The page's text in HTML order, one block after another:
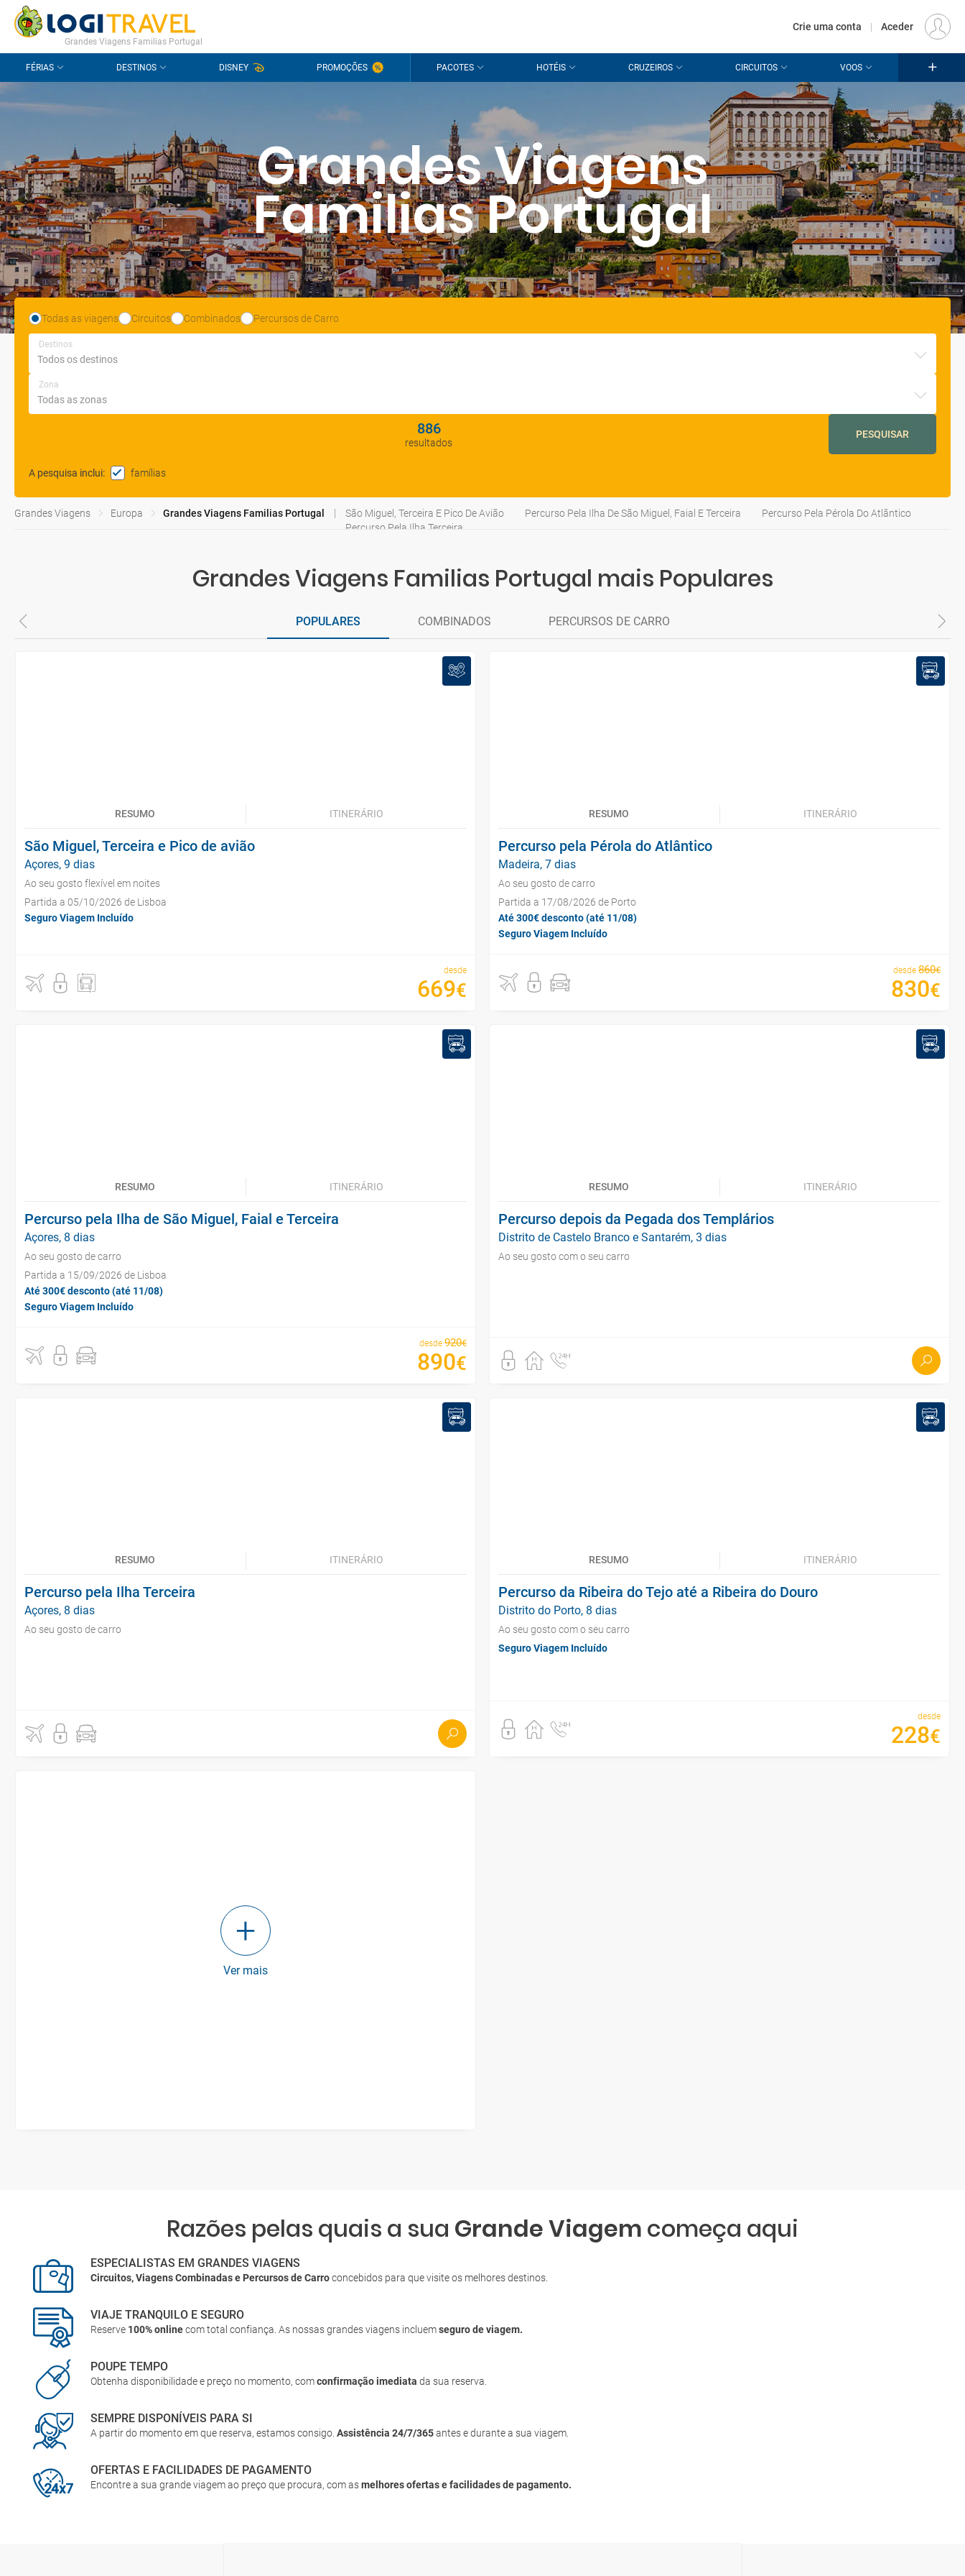
CONTACTO PERGUNTAS FREQUENTES EUR
Grandes Viagens Familias Portugal
Crie uma conta | Aceder
FÉRIAS DESTINOS DISNEY PROMOÇÕES PACOTES HOTÉIS CRUZEIROS CIRCUITOS VOOS
Grandes Viagens
Familias Portugal
Todas as viagens Circuitos Combinados Percursos de Carro
Destinos
Zona
886
resultados
PESQUISAR
A pesquisa inclui: famílias
Grandes Viagens Europa Grandes Viagens Familias Portugal São Miguel, Terceira E Pico De Avião Percurso Pela Ilha De São Miguel, Faial E Terceira
Percurso Pela Pérola Do Atlântico
Percurso Pela Ilha Terceira
Grandes Viagens Familias Portugal mais Populares
POPULARES COMBINADOS PERCURSOS DE CARRO
RESUMO ITINERÁRIO
São Miguel, Terceira e Pico de avião
Açores, 9 dias
Ao seu gosto flexível em noites
Partida a 05/10/2026 de Lisboa
Seguro Viagem Incluído
desde
669€
RESUMO ITINERÁRIO
Percurso pela Pérola do Atlântico
Madeira, 7 dias
Ao seu gosto de carro
Partida a 17/08/2026 de Porto
Até 300€ desconto (até 11/08)
Seguro Viagem Incluído
desde 860€
830€
RESUMO ITINERÁRIO
Percurso pela Ilha de São Miguel, Faial e Terceira
Açores, 8 dias
Ao seu gosto de carro
Partida a 15/09/2026 de Lisboa
Até 300€ desconto (até 11/08)
Seguro Viagem Incluído
desde 920€
890€
RESUMO ITINERÁRIO
Percurso depois da Pegada dos Templários
Distrito de Castelo Branco e Santarém, 3 dias
Ao seu gosto com o seu carro
RESUMO ITINERÁRIO
Percurso pela Ilha Terceira
Açores, 8 dias
Ao seu gosto de carro
RESUMO ITINERÁRIO
Percurso da Ribeira do Tejo até a Ribeira do Douro
Distrito do Porto, 8 dias
Ao seu gosto com o seu carro
Seguro Viagem Incluído
desde
228€
Ver mais
Razões pelas quais a sua Grande Viagem começa aqui
ESPECIALISTAS EM GRANDES VIAGENS
Circuitos, Viagens Combinadas e Percursos de Carroconcebidos para que visite os melhores destinos.
VIAJE TRANQUILO E SEGURO
Reserve 100% onlinecom total confiança. As nossas grandes viagens incluemseguro de viagem.
POUPE TEMPO
Obtenha disponibilidade e preço no momento, comconfirmação imediata da sua reserva.
SEMPRE DISPONÍVEIS PARA SI
A partir do momento em que reserva, estamos consigo.Assistência 24/7/365antes e durante a sua viagem.
OFERTAS E FACILIDADES DE PAGAMENTO
Encontre a sua grande viagem ao preço que procura, com asmelhores ofertas e facilidades de pagamento.